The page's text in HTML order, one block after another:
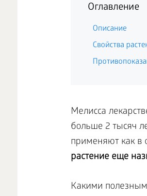
Оглавление
Описание
Свойства
Мелисса
больше 2 тысяч
применяют как в
растение еще
Какими